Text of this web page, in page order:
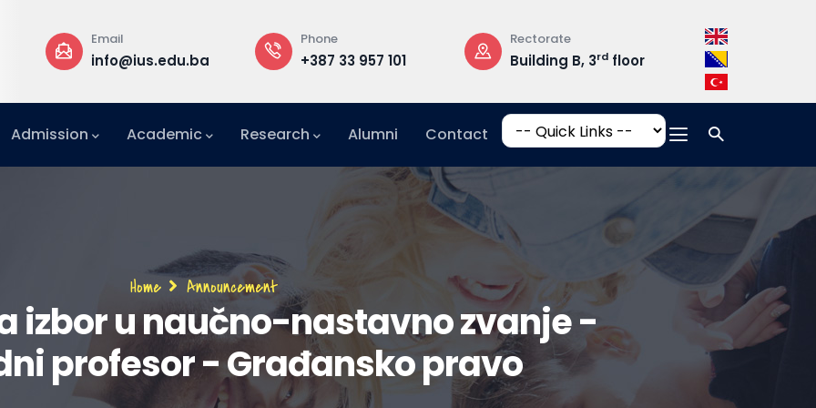
Email
info@ius.edu.ba
Phone
+387 33 957 101
Rectorate
Building B, 3rdfloor
Opening Hours
Mon-Fri: 08:30 –
17:00
Admission Academic Research Alumni Contact
Breadcrumb
Home Announcement
izbor u naučno-nastavno zvanje -
profesor - Građansko pravo